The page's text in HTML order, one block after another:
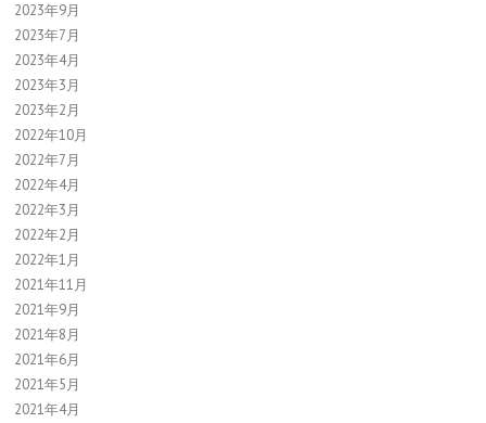
2023年9月
2023年7月
2023年4月
2023年3月
2023年2月
2022年10月
2022年7月
2022年4月
2022年3月
2022年2月
2022年1月
2021年11月
2021年9月
2021年8月
2021年6月
2021年5月
2021年4月